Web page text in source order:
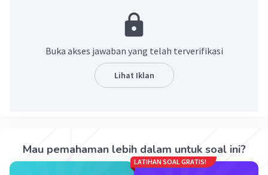
Level 73
27 September 2023 05:14
Beri Rating
Buka akses jawaban yang telah terverifikasi
Lihat Iklan
Mau pemahaman lebih dalam untuk soal ini?
LATIHAN SOAL GRATIS!